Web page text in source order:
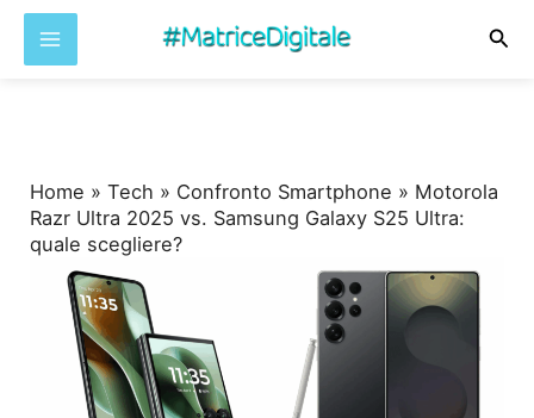
Home »Tech » Confronto Smartphone » Motorola
Razr Ultra 2025 vs. Samsung Galaxy S25 Ultra:
quale scegliere?